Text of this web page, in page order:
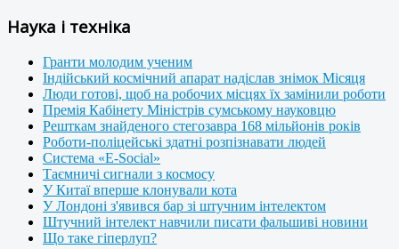
Наука і техніка
Гранти молодим ученим
Індійський космічний апарат надіслав знімок Місяця
Люди готові, щоб на робочих місцях їх замінили роботи
Премія Кабінету Міністрів сумському науковцю
Решткам знайденого стегозавра 168 мільйонів років
Роботи-поліцейські здатні розпізнавати людей
Система «E-Social»
Таємничі сигнали з космосу
У Китаї вперше клонували кота
У Лондоні з'явився бар зі штучним інтелектом
Штучний інтелект навчили писати фальшиві новини
Що таке гіперлуп?